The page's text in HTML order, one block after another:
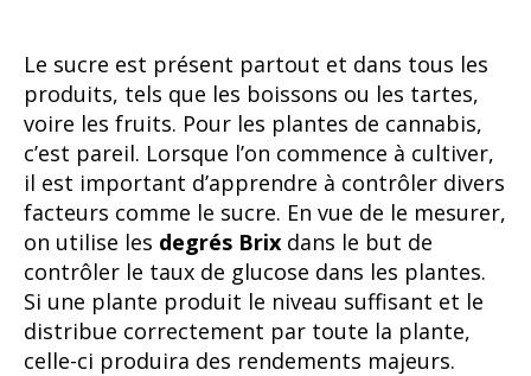
Le sucre est présent partout et dans tous les
produits, tels que les boissons ou les tartes,
voire les fruits. Pour les plantes de cannabis,
c’est pareil. Lorsque l’on commence à cultiver,
il est important d’apprendre à contrôler divers
facteurs comme le sucre. En vue de le mesurer,
on utilise les degrés Brix dans le but de
contrôler le taux de glucose dans les plantes.
Si une plante produit le niveau suffisant et le
distribue correctement par toute la plante,
celle-ci produira des rendements majeurs.